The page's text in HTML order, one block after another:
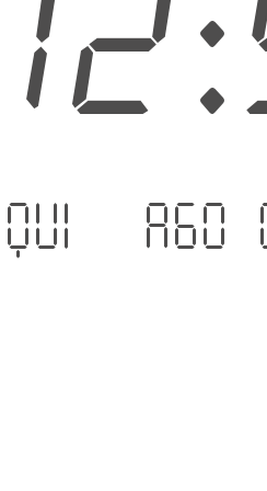
Qui - Ago